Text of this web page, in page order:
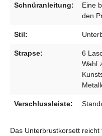
Schnüranleitung:
Eine
den
Stil:
Strapse:
6
Wahl
Verschlussleiste:
Das Unterbrustkorsett